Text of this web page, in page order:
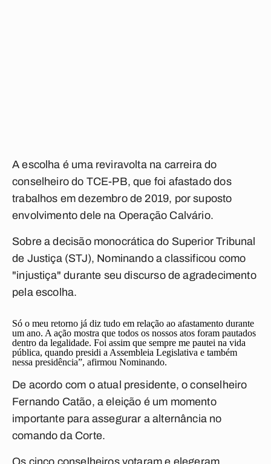
A escolha é uma reviravolta na carreira do
conselheiro do TCE-PB, que foi afastado dos
trabalhos em dezembro de 2019, por suposto
envolvimento dele na Operação Calvário.
Sobre a decisão monocrática do Superior Tribunal
de Justiça (STJ), Nominando a classificou como
"injustiça" durante seu discurso de agradecimento
pela escolha.
Só o meu retorno já diz tudo em relação ao afastamento durante
um ano. A ação mostra que todos os nossos atos foram pautados
dentro da legalidade. Foi assim que sempre me pautei na vida
pública, quando presidi a Assembleia Legislativa e também
nessa presidência”, afirmou Nominando.
De acordo com o atual presidente, o conselheiro
Fernando Catão, a eleição é um momento
importante para assegurar a alternância no
comando da Corte.
Os cinco conselheiros votaram e elegeram